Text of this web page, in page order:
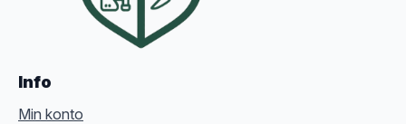
Info
Min konto